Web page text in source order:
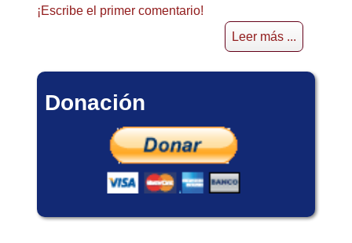
¡Escribe el primer comentario!
Leer más ...
Donación